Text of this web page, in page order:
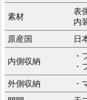
素材
表
内
原産国
日
内側収納
・
・
外側収納
・